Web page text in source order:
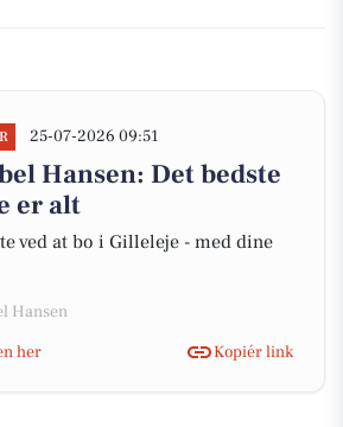
25-07-2026 09:51
Hansen: Det bedste
er alt
ved at bo i Gilleleje - med dine
Hansen
her
Kopiér link